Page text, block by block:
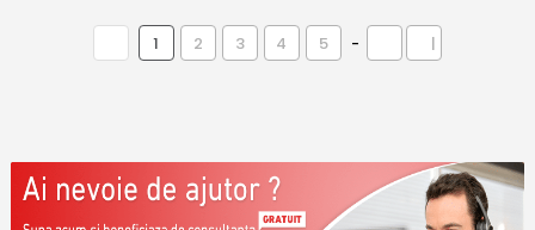
1 2 3 4 5 - |